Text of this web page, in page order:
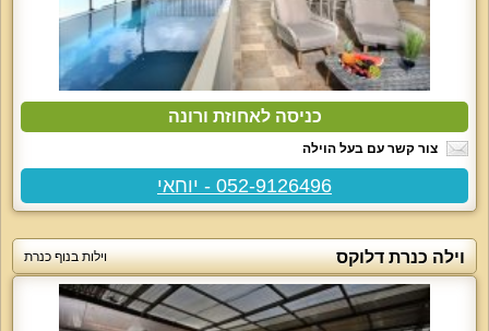
כניסה לאחוזת ורונה
צור קשר עם בעל הוילה
052-9126496 - יוחאי
וילה כנרת דלוקס וילות בנוף כנרת